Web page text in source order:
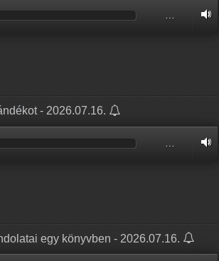
- 2026.07.16.
egy könyvben - 2026.07.16.